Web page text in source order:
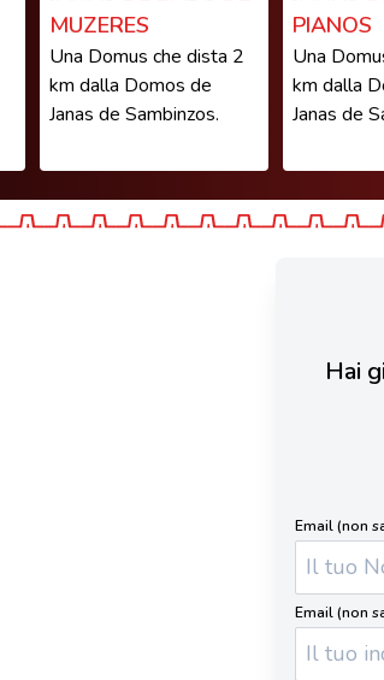
MUZERES
Una Domus che dista 2
km dalla Domos de
Janas de Sambinzos.
PIANOS
Una
km dalla
Janas de
Hai
Email (non
Email (non